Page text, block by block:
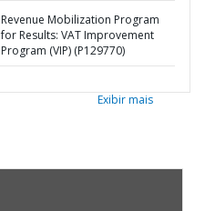
Revenue Mobilization Program
for Results: VAT Improvement
Program (VIP) (P129770)
Exibir mais